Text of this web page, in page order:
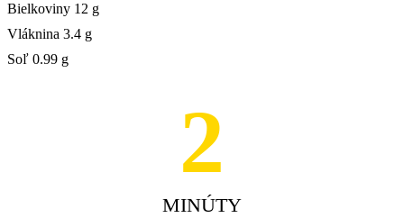
Bielkoviny 12 g
Vláknina 3.4 g
Soľ 0.99 g
2
MINÚTY